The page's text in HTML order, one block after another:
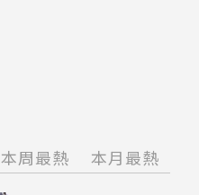
本周最熱 本月最熱